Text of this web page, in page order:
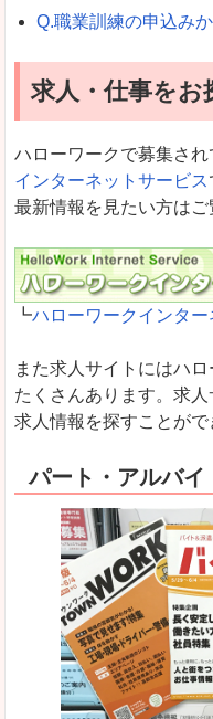
Q.職業訓練の申込み
求人・仕事をお
ハローワークで募集され
インターネットサービス
最新情報を見たい方はご
┗ハローワークインタ
また求人サイトにはハ
たくさんあります。求
求人情報を探すことがで
パート・アルバ